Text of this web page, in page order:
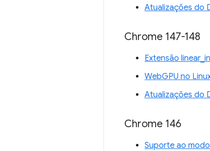
Atualizações do
Chrome 147-148
Extensão
WebGPU no
Atualizações do
Chrome 146
Suporte ao